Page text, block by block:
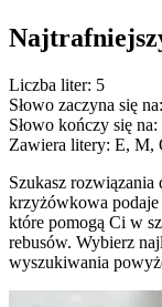
Liczba liter: 5
Słowo zaczyna się
Słowo kończy się na:
Zawiera litery: E, M,
Szukasz rozwiązania
krzyżówkowa
które pomogą Ci w
rebusów. Wybierz
wyszukiwania